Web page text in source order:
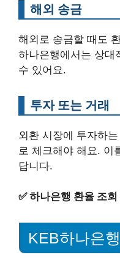
해외 송금
해외로 송금할 때도
하나은행에서는 상대
수 있어요.
투자 또는 거래
외환 시장에 투자하
로 체크해야 해요. 이
답니다.
✅하나은행 환율 조
KEB하나은